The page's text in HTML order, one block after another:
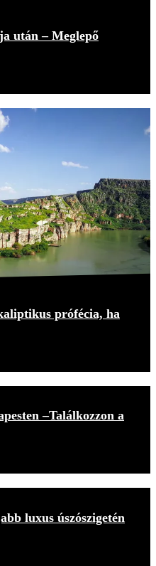
után – Meglepő
prófécia, ha
–Találkozzon a
luxus úszószigetén